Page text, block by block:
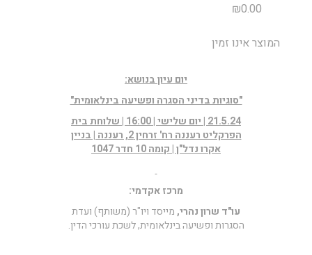
₪0.00
המוצר אינו זמין
יום עיון בנושא:
"סוגיות בדיני הסגרה ופשיעה בינלאומית"
21.5.24 | יום שלישי | 16:00 | שלוחת בית
הפרקליט רעננה רח' זרחין 2, רעננה | בניין
אקרו נדל"ן | קומה 10 חדר 1047
מרכז אקדמי:
עו"ד שרון נהרי, מייסד ויו"ר (משותף) ועדת
הסגרות ופשיעה בינלאומית, לשכת עורכי הדין.